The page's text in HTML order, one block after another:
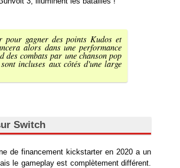
pour gagner des points Kudos et
alors dans une performance
des combats par une chanson pop
incluses aux côtés d'une large
Switch
de financement kickstarter en 2020 a un
le gameplay est complètement différent.